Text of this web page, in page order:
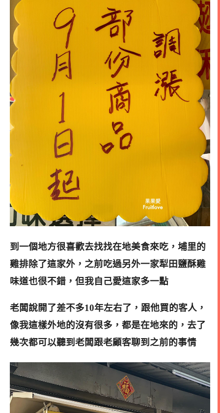
到一個地方很喜歡去找找在地美食來吃，埔里的
雞排除了這家外，之前吃過另外一家犁田鹽酥雞
味道也很不錯，但我自己愛這家多一點
老闆說開了差不多10年左右了，跟他買的客人，
像我這樣外地的沒有很多，都是在地來的，去了
幾次都可以聽到老闆跟老顧客聊到之前的事情